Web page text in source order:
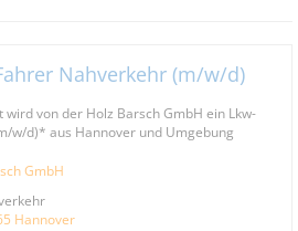
Nahverkehr (m/w/d)
wird von der Holz Barsch GmbH ein Lkw-
w/d)* aus Hannover und Umgebung
GmbH
Hannover